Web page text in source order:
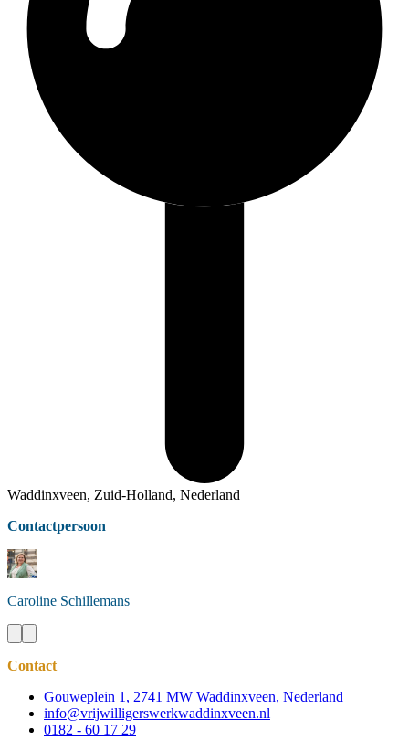
Waddinxveen, Zuid-Holland, Nederland
Contactpersoon
Caroline Schillemans
Contact
Gouweplein 1, 2741 MW Waddinxveen, Nederland
info@vrijwilligerswerkwaddinxveen.nl
0182 - 60 17 29